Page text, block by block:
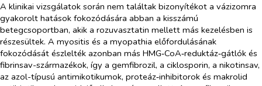
A klinikai vizsgálatok során nem találtak bizonyítékot a vázizomra
gyakorolt hatások fokozódására abban a kisszámú
betegcsoportban, akik a rozuvasztatin mellett más kezelésben is
részesültek. A myositis és a myopathia előfordulásának
fokozódását észlelték azonban más HMG‑CoA‑reduktáz‑gátlók és
fibrinsav-származékok, így a gemfibrozil, a ciklosporin, a nikotinsav,
az azol-típusú antimikotikumok, proteáz‑inhibitorok és makrolid